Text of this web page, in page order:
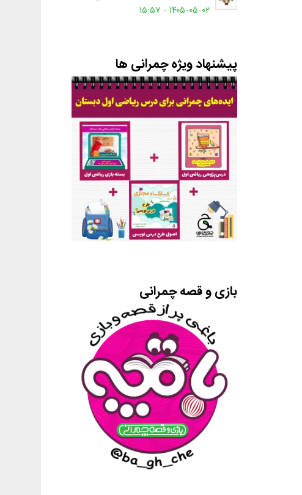
۱۴۰۵-۰۵-۰۲ - ۱۵:۵۷
پیشنهاد ویژه چمرانی ها
بازی و قصه چمرانی